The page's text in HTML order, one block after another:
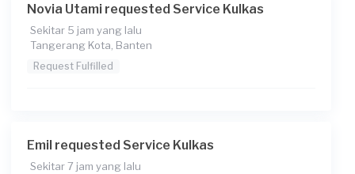
Novia Utami requested Service Kulkas
Sekitar 5 jam yang lalu
Tangerang Kota, Banten
Request Fulfilled
Emil requested Service Kulkas
Sekitar 7 jam yang lalu